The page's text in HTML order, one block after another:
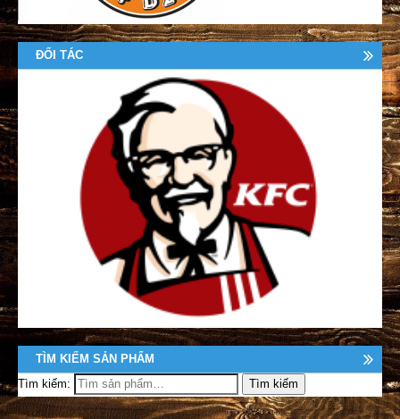
ĐỐI TÁC
TÌM KIẾM SẢN PHẨM
Tìm kiếm: